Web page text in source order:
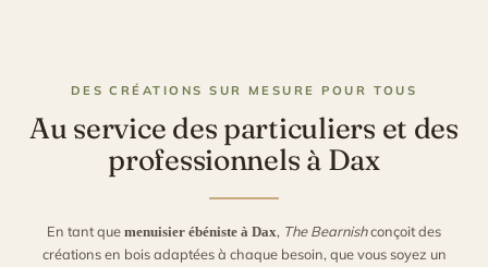
DES CRÉATIONS SUR MESURE POUR TOUS
Au service des particuliers et des
professionnels à Dax
En tant que menuisier ébéniste à Dax, The Bearnishconçoit des
créations en bois adaptées à chaque besoin, que vous soyez un